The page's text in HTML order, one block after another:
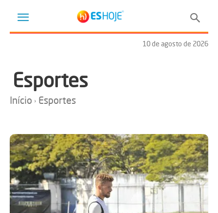
10 de agosto de 2026
Esportes
Início Esportes